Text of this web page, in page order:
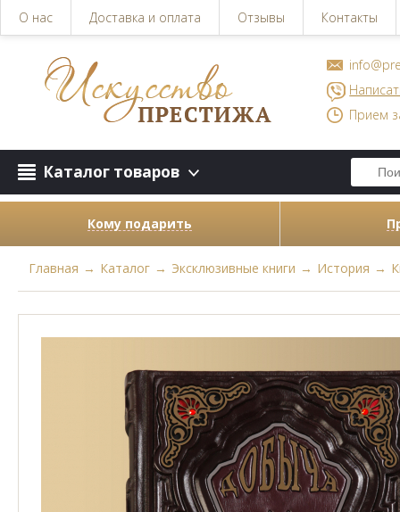
О нас Доставка и оплата Отзывы Контакты
Прием
Каталог товаров
Кому подарить
Главная → Каталог → Эксклюзивные книги → История →